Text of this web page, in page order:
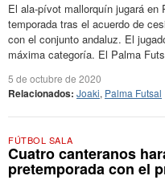
El ala-pívot mallorquín jugará en
temporada tras el acuerdo de
con el conjunto andaluz. El
máxima categoría. El Palma
5 de octubre de 2020
Relacionados: Joaki, Palma Futsal
FÚTBOL SALA
Cuatro canteranos
pretemporada con el